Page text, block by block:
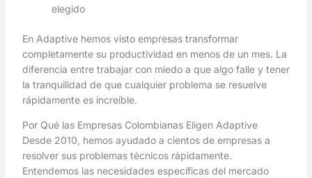
elegido
En Adaptive hemos visto empresas transformar
completamente su productividad en menos de un mes. La
diferencia entre trabajar con miedo a que algo falle y tener
la tranquilidad de que cualquier problema se resuelve
rápidamente es increíble.
Por Qué las Empresas Colombianas Eligen Adaptive
Desde 2010, hemos ayudado a cientos de empresas a
resolver sus problemas técnicos rápidamente.
Entendemos las necesidades específicas del mercado